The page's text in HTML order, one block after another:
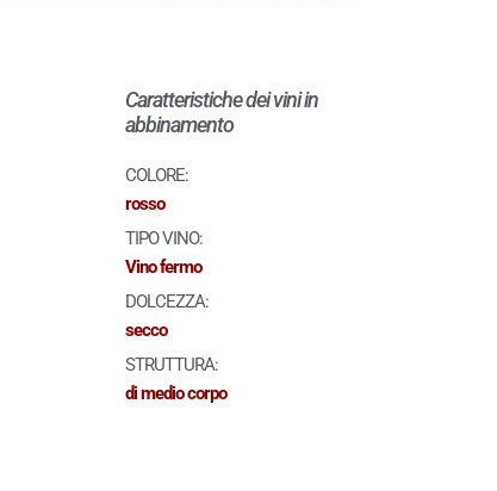
Caratteristiche dei vini in
abbinamento
COLORE:
rosso
TIPO VINO:
Vino fermo
DOLCEZZA:
secco
STRUTTURA:
di medio corpo